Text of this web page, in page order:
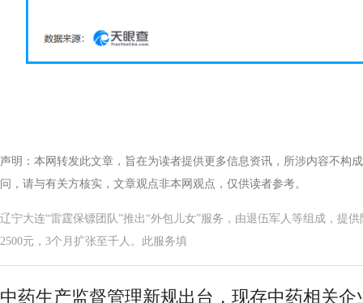
声明：本网转发此文章，旨在为读者提供更多信息资讯，所涉内容不构
问，请与有关方核实，文章观点非本网观点，仅供读者参考。
辽宁大连“雷霆保镖团队”推出“外包儿女”服务，由退伍军人等组成，提
2500元，3个月扩张至千人。此服务填
中药生产监督管理新规出台，现存中药相关企